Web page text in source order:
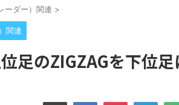
ーダー）関連 >
関連
位足のZIGZAGを下位